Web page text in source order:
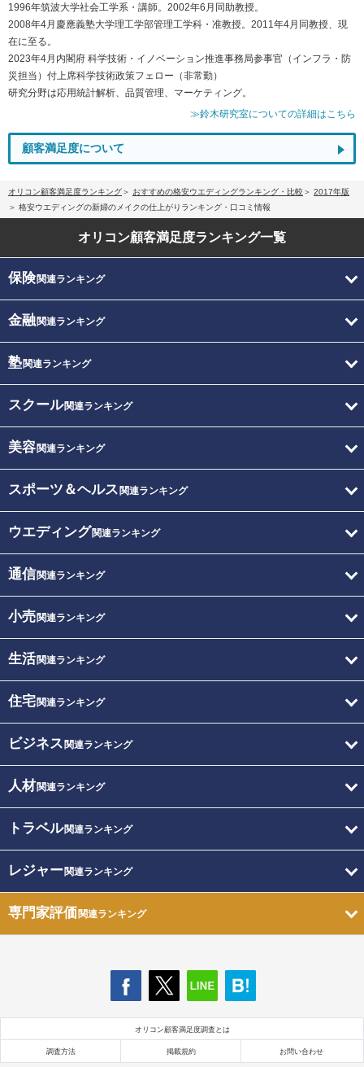
1996年筑波大学社会工学系・講師。2002年6月同助教授。
2008年4月慶應義塾大学理工学部管理工学科・准教授。2011年4月同教授、現
在に至る。
2023年4月内閣府 科学技術・イノベーション推進事務局参事官（インフラ・防
災担当）付上席科学技術政策フェロー（非常勤）
研究分野は応用統計解析、品質管理、マーケティング。
≫鈴木研究室についての詳細はこちら
顧客満足度について
オリコン顧客満足度ランキング おすすめの格安ウエディングランキング・比較
2017年版
格安ウエディングの新婦のメイクの仕上がりランキング・口コミ情報
オリコン顧客満足度ランキング一覧
保険関連ランキング
金融関連ランキング
塾関連ランキング
スクール関連ランキング
美容関連ランキング
スポーツ＆ヘルス 関連ランキング
ウエディング関連ランキング
通信関連ランキング
小売関連ランキング
生活関連ランキング
住宅関連ランキング
ビジネス 関連ランキング
人材関連ランキング
トラベル関連ランキング
レジャー関連ランキング
専門家評価関連ランキング
オリコン顧客満足度調査とは
調査方法 掲載規約 お問い合わせ